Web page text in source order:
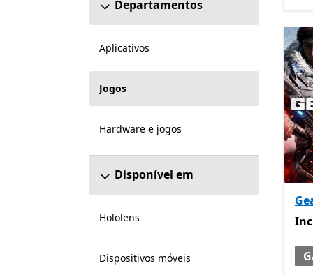
Departamentos
Aplicativos
Jogos
Hardware e jogos
Disponível em
Hololens
Dispositivos móveis